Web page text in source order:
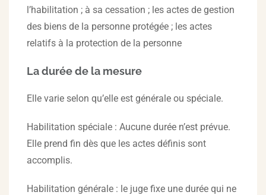
l’habilitation ; à sa cessation ; les actes de gestion
des biens de la personne protégée ; les actes
relatifs à la protection de la personne
La durée de la mesure
Elle varie selon qu’elle est générale ou spéciale.
Habilitation spéciale : Aucune durée n’est prévue.
Elle prend fin dès que les actes définis sont
accomplis.
Habilitation générale : le juge fixe une durée qui ne